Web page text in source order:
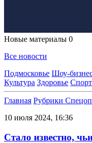
Новые материалы 0
Все новости
Подмосковье Шоу-
Культура Здоровье Спорт
Главная Рубрики
10 июля 2024, 16:36
Стало известно,